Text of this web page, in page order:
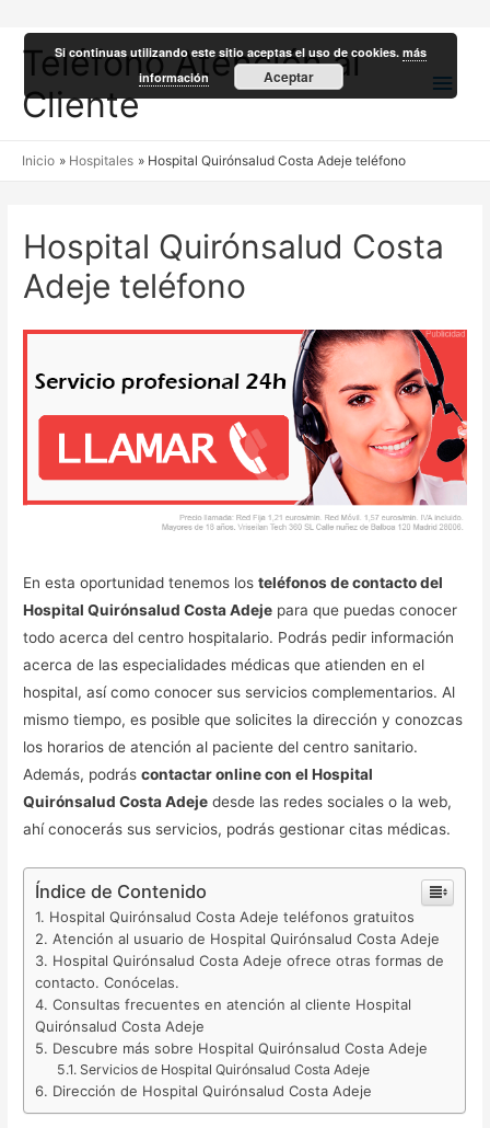
Teléfono Atención al
Cliente
Inicio Hospitales Hospital Quirónsalud Costa Adeje teléfono
Hospital Quirónsalud Costa
Adeje teléfono
En esta oportunidad tenemos losteléfonos de contacto del
Hospital Quirónsalud Costa Adeje para que puedas conocer
todo acerca del centro hospitalario. Podrás pedir información
acerca de las especialidades médicas que atienden en el
hospital, así como conocer sus servicios complementarios. Al
mismo tiempo, es posible que solicites la dirección y conozcas
los horarios de atención al paciente del centro sanitario.
Además, podráscontactar online con el Hospital
Quirónsalud Costa Adeje desde las redes sociales o la web,
ahí conocerás sus servicios, podrás gestionar citas médicas.
Índice de Contenido
Hospital Quirónsalud Costa Adeje teléfonos gratuitos
Atención al usuario de Hospital Quirónsalud Costa Adeje
Hospital Quirónsalud Costa Adeje ofrece otras formas de
contacto. Conócelas.
Consultas frecuentes en atención al cliente Hospital
Quirónsalud Costa Adeje
Descubre más sobre Hospital Quirónsalud Costa Adeje
Servicios de Hospital Quirónsalud Costa Adeje
Dirección de Hospital Quirónsalud Costa Adeje
Si continuas utilizando este sitio aceptas el uso de cookies.más
información
Aceptar